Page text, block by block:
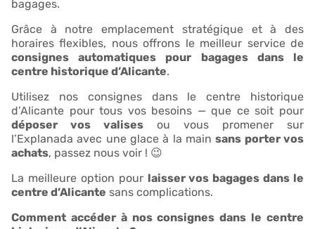
bagages.
Grâce à notre emplacement stratégique et à des
horaires flexibles, nous offrons le meilleur service de
consignes automatiques pour bagages dans le
centre historique d’Alicante.
Utilisez nos consignes dans le centre historique
d’Alicante pour tous vos besoins — que ce soit pour
déposer vos valises ou vous promener sur
l’Explanada avec une glace à la mainsans porter vos
achats, passez nous voir ! 😉
La meilleure option pour laisser vos bagages dans le
centre d’Alicante sans complications.
Comment accéder à nos consignes dans le centre